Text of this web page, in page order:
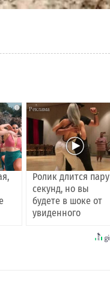
i
Ролик длится пару
секунд, но вы
будете в шоке от
увиденного